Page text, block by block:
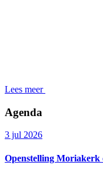
Lees meer
Agenda
3 jul 2026
Openstelling Moriakerk